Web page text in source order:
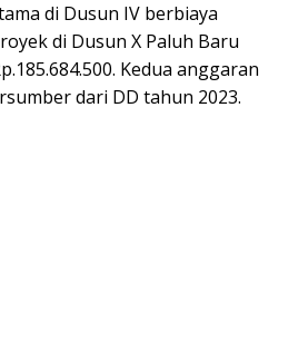
di Dusun IV berbiaya
di Dusun X Paluh Baru
Kedua anggaran
dari DD tahun 2023.